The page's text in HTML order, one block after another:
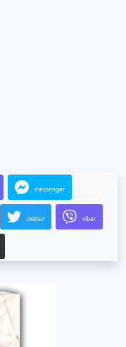
messenger
twitter viber